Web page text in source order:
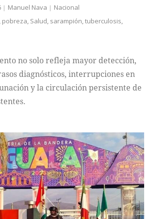
Manuel Nava
Nacional
, pobreza, Salud, sarampión,tuberculosis,
no solo refleja mayor detección,
diagnósticos, interrupciones en
y la circulación persistente de